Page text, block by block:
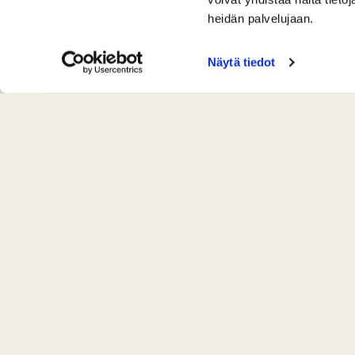
heidän palvelujaan.
Näytä tiedot